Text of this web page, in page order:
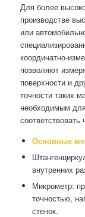
Для более
производстве
или
координатно-
позволяют
поверхности и
точности таких
необходимым
Основные
внутренних
Микрометр:
точностью,
стенок.